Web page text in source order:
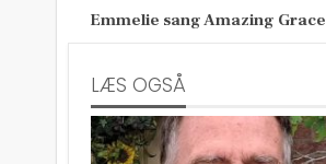
Emmelie sang Amazing Grace
LÆS OGSÅ